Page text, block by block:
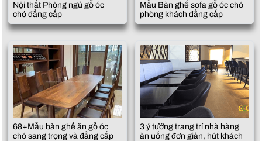
Nội thất Phòng ngủ gỗ óc
chó đẳng cấp
Mẫu Bàn ghế sofa gỗ óc chó
phòng khách đẳng cấp
68+Mẫu bàn ghế ăn gỗ óc
chó sang trọng và đẳng cấp
3 ý tưởng trang trí nhà hàng
ăn uống đơn giản, hút khách